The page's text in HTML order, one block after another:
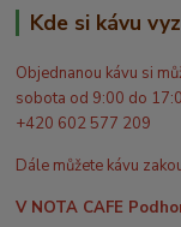
Kde si kávu
Objednanou kávu si
sobota od 9:00 do
+420 602 577 209
Dále můžete kávu
V NOTA CAFE